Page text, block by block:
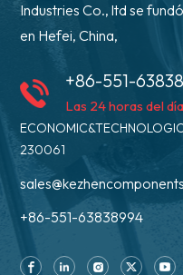
Industries Co., ltd se
en Hefei, China,
+86-551-
Las 24 horas del día
230061
+86-551-63838994